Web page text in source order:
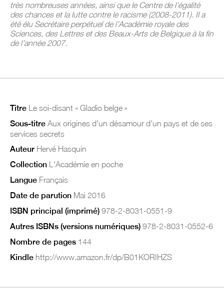
très nombreuses années, ainsi que le Centre de l’égalité
des chances et la lutte contre le racisme (2008-2011). Il a
été élu Secrétaire perpétuel de l’Académie royale des
Sciences, des Lettres et des Beaux-Arts de Belgique à la fin
de l’année 2007.
Titre Le soi-disant « Gladio belge »
Sous-titre Aux origines d'un désamour d'un pays et de ses
services secrets
Auteur Hervé Hasquin
Collection L'Académie en poche
Langue Français
Date de parution Mai 2016
ISBN principal (imprimé) 978-2-8031-0551-9
Autres ISBNs (versions numériques) 978-2-8031-0552-6
Nombre de pages 144
Kindle http://www.amazon.fr/dp/B01KORIHZS